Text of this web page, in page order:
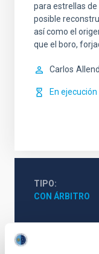
para estrellas
posible
así como el
que el boro,
Carlos
En ejecución
TIPO
CON ÁRBITRO